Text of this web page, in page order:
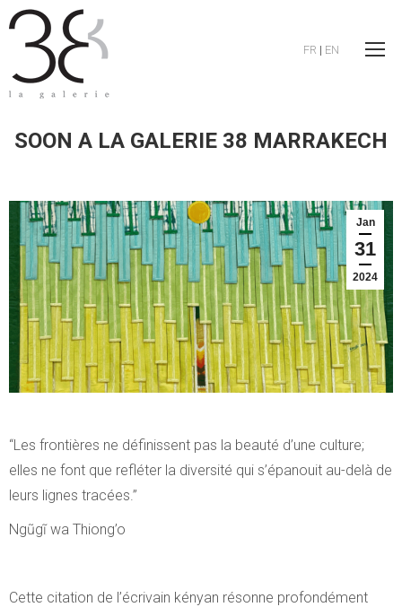
FR | EN
SOON A LA GALERIE 38 MARRAKECH
Jan
31
2024
“Les frontières ne définissent pas la beauté d’une culture;
elles ne font que refléter la diversité qui s’épanouit au-delà de
leurs lignes tracées.”
Ngũgĩ wa Thiong’o
Cette citation de l’écrivain kényan résonne profondément